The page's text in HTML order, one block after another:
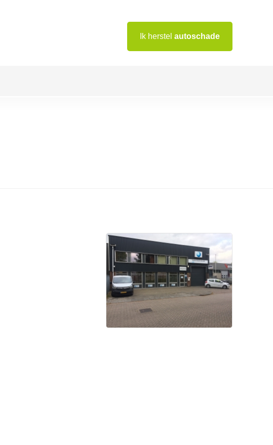
Ik herstel autoschade